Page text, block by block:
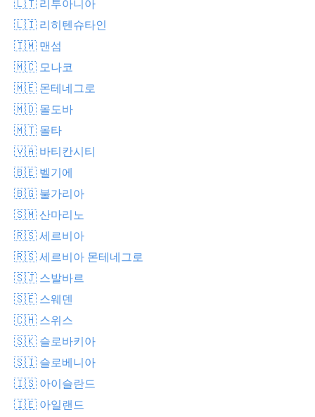
🇱🇹 리투아니아
🇱🇮 리히텐슈타인
🇮🇲 맨섬
🇲🇨 모나코
🇲🇪 몬테네그로
🇲🇩 몰도바
🇲🇹 몰타
🇻🇦 바티칸시티
🇧🇪 벨기에
🇧🇬 불가리아
🇸🇲 산마리노
🇷🇸 세르비아
🇷🇸 세르비아 몬테네그로
🇸🇯 스발바르
🇸🇪 스웨덴
🇨🇭 스위스
🇸🇰 슬로바키아
🇸🇮 슬로베니아
🇮🇸 아이슬란드
🇮🇪 아일랜드